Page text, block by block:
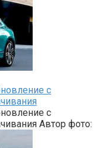
с
с
Автор фото: